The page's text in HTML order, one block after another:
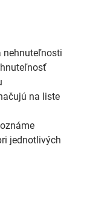
nehnuteľnosti
na liste
jednotlivých